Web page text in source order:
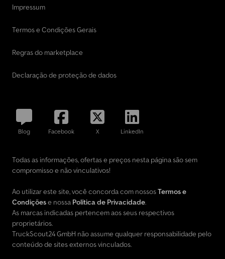
Impressum
Termos e Condições Gerais
Regras do marketplace
Declaração de proteção de dados
Blog Facebook X LinkedIn
Todas as informações, ofertas e preços nesta página são sem
compromisso e não vinculativos!
Ao utilizar este site, você concorda com nossosTermos e
Condiçõese nossa Política de Privacidade.
As marcas indicadas pertencem aos seus respectivos
proprietários.
TruckScout24 GmbH não assume qualquer responsabilidade pelo
conteúdo de sites externos vinculados.